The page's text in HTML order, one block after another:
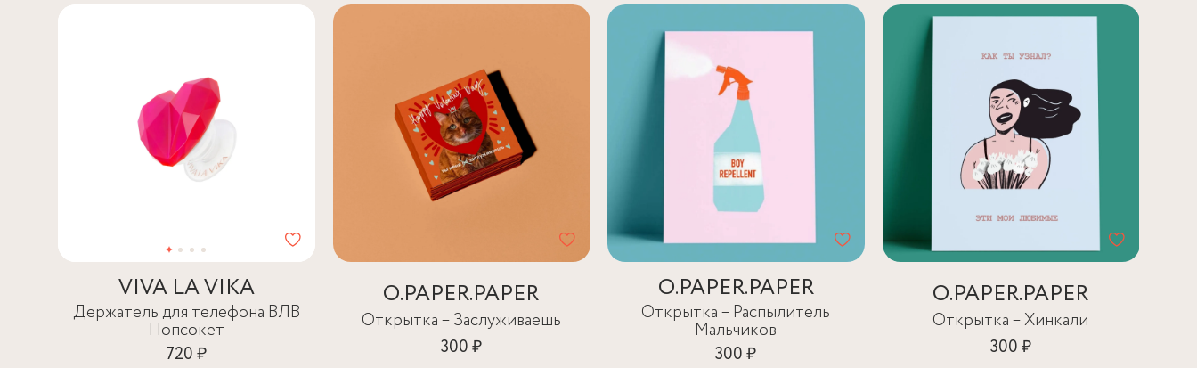
VIVA LA VIKA
Держатель для телефона ВЛВ
Попсокет
720 ₽
O.PAPER.PAPER
Открытка – Заслуживаешь
300 ₽
O.PAPER.PAPER
Открытка – Распылитель
Мальчиков
300 ₽
O.PAPER.PAPER
Открытка – Хинкали
300 ₽